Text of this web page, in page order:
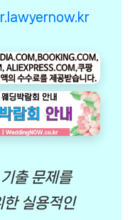
출 문제를
한 실용적인